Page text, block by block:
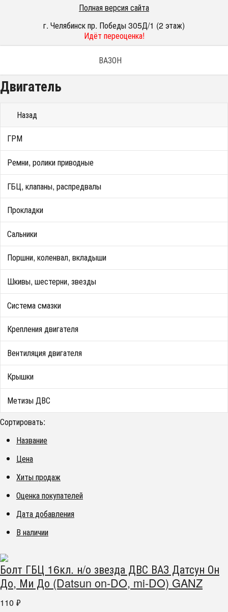
Полная версия сайта
г. Челябинск пр. Победы 305Д/1 (2 этаж)
Идёт переоценка!
ВАЗОН
Двигатель
Назад
ГРМ
Ремни, ролики приводные
ГБЦ, клапаны, распредвалы
Прокладки
Сальники
Поршни, коленвал, вкладыши
Шкивы, шестерни, звезды
Система смазки
Крепления двигателя
Вентиляция двигателя
Крышки
Метизы ДВС
Сортировать:
Название
Цена
Хиты продаж
Оценка покупателей
Дата добавления
В наличии
Болт ГБЦ 16кл. н/о звезда ДВС ВАЗ Датсун Он
До, Ми До (Datsun on-DO, mi-DO) GANZ
110 ₽